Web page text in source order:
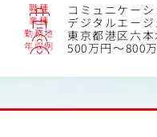
職種 コミュニケー
業種 デジタルエー
勤務地 東京都港区六
年収例 500万円～800